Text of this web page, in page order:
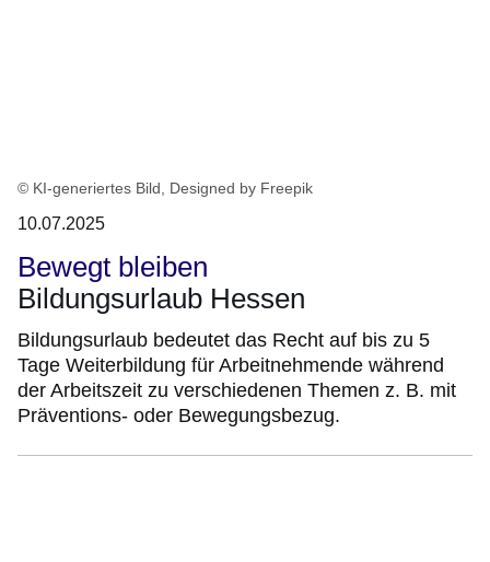
© KI-generiertes Bild, Designed by Freepik
10.07.2025
Bewegt bleiben
Bildungsurlaub Hessen
Bildungsurlaub bedeutet das Recht auf bis zu 5
Tage Weiterbildung für Arbeitnehmende während
der Arbeitszeit zu verschiedenen Themen z. B. mit
Präventions- oder Bewegungsbezug.